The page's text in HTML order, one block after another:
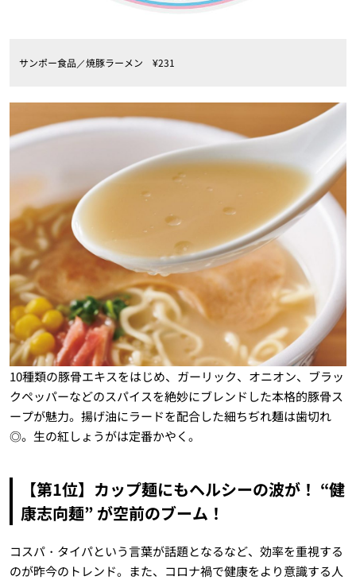
サンポー食品／焼豚ラーメン ¥231
10種類の豚骨エキスをはじめ、ガーリック、オニオン、ブラッ
クペッパーなどのスパイスを絶妙にブレンドした本格的豚骨ス
ープが魅力。揚げ油にラードを配合した細ちぢれ麺は歯切れ
◎。生の紅しょうがは定番かやく。
【第1位】カップ麺にもヘルシーの波が！ “健
康志向麺” が空前のブーム！
コスパ・タイパという言葉が話題となるなど、効率を重視する
のが昨今のトレンド。また、コロナ禍で健康をより意識する人